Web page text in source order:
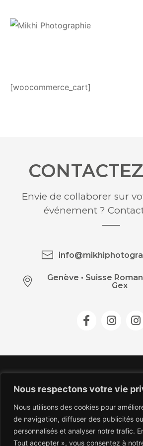
Nous respectons votre vie
Nous utilisons des cookies pour
de navigation, diffuser des publicités
personnalisés et analyser notre trafic.
Tout accepter », vous consentez à
[woocommerce_cart]
Envie de collaborer sur
événement ?
Genève • Suisse
Gex